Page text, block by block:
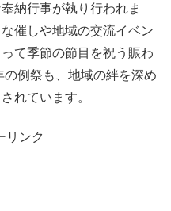
納行事が執り行われま
催しや地域の交流イベン
て季節の節目を祝う賑わ
例祭も、地域の絆を深め
れています。
リンク